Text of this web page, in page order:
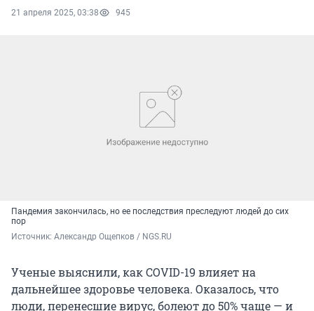
21 апреля 2025, 03:38 945
Пандемия закончилась, но ее последствия преследуют людей до сих
пор
Источник: Александр Ощепков / NGS.RU
Ученые выяснили, как COVID-19 влияет на
дальнейшее здоровье человека. Оказалось, что
люди, перенесшие вирус, болеют до 50% чаще — и